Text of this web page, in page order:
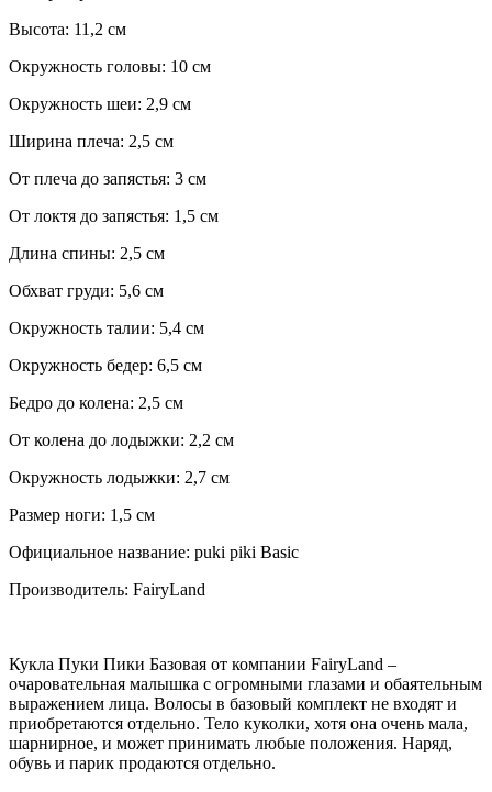
Высота: 11,2 см
Окружность головы: 10 см
Окружность шеи: 2,9 см
Ширина плеча: 2,5 см
От плеча до запястья: 3 см
От локтя до запястья: 1,5 см
Длина спины: 2,5 см
Обхват груди: 5,6 см
Окружность талии: 5,4 см
Окружность бедер: 6,5 см
Бедро до колена: 2,5 см
От колена до лодыжки: 2,2 см
Окружность лодыжки: 2,7 см
Размер ноги: 1,5 см
Официальное название: puki piki Basic
Производитель: FairyLand
Кукла Пуки Пики Базовая от компании FairyLand –
очаровательная малышка с огромными глазами и обаятельным
выражением лица. Волосы в базовый комплект не входят и
приобретаются отдельно. Тело куколки, хотя она очень мала,
шарнирное, и может принимать любые положения. Наряд,
обувь и парик продаются отдельно.